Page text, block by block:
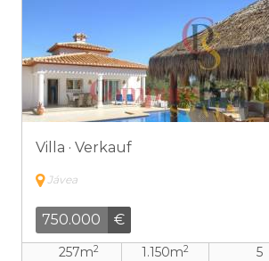
Villa · Verkauf
Jávea
750.000 €
257m2 1.150m2
5